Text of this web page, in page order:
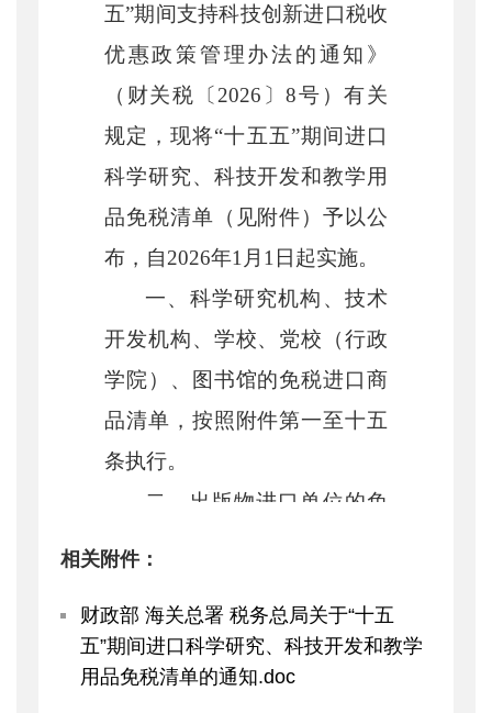
五”期间支持科技创新进口税收
优惠政策管理办法的通知》
（财关税〔2026〕8号）有关
规定，现将“十五五”期间进口
科学研究、科技开发和教学用
品免税清单（见附件）予以公
布，自2026年1月1日起实施。
一、科学研究机构、技术
开发机构、学校、党校（行政
学院）、图书馆的免税进口商
品清单，按照附件第一至十五
条执行。
二、出版物进口单位的免
附件：“十五五”期间进口
科学研究、科技开发和教学用
相关附件：
财政部 海关总署 税务总局关于“十五
五”期间进口科学研究、科技开发和教学
用品免税清单的通知.doc